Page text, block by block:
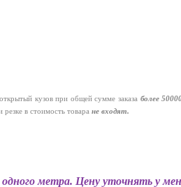
кузов при общей сумме заказа более
резке в стоимость товара не входят.
метра. Цену уточнять у